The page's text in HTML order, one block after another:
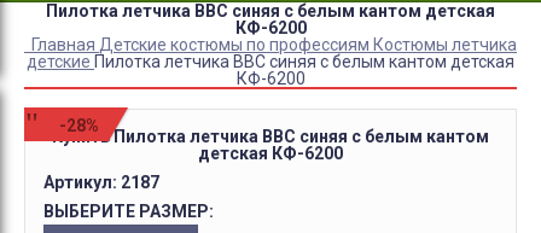
Пилотка летчика ВВС синяя с белым кантом детская
КФ-6200
Главная Детские костюмы по профессиям Костюмы летчика
детские Пилотка летчика ВВС синяя с белым кантом детская
КФ-6200
-28%
Купить Пилотка летчика ВВС синяя с белым кантом
детская КФ-6200
Артикул: 2187
ВЫБЕРИТЕ РАЗМЕР: